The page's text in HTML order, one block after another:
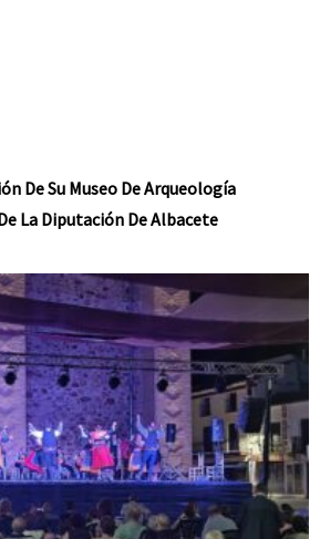
De Su Museo De Arqueología
La Diputación De Albacete